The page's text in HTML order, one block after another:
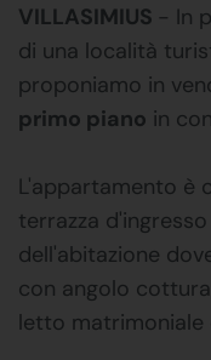
VILLASIMIUS - In
di una località
proponiamo in
primo piano in
L'appartamento è
terrazza
dell'abitazione
con angolo
letto matrimoniale